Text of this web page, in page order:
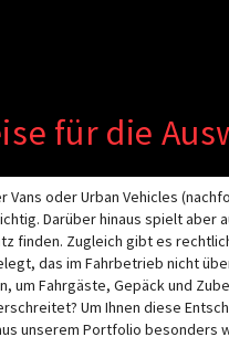
der
für die
Vans oder Urban Vehicles
Darüber hinaus spielt aber
finden. Zugleich gibt es
das im Fahrbetrieb nicht
um Fahrgäste, Gepäck und
Um Ihnen diese
unserem Portfolio besonders